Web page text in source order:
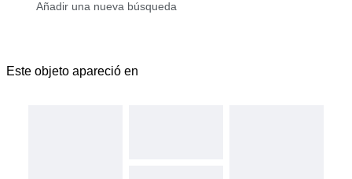
Este objeto apareció en